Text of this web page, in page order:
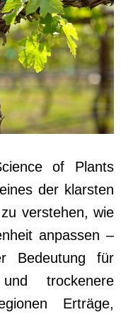
of Plants
der klarsten
verstehen, wie
anpassen –
Bedeutung für
trockenere
Erträge,